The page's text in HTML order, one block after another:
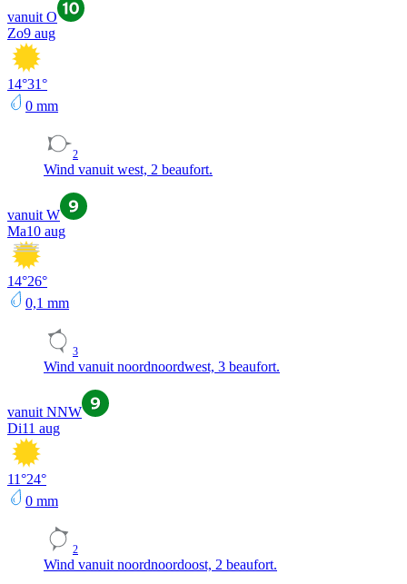
vanuit O
Zo9 aug
14°31°
0 mm
2
Wind vanuit west, 2 beaufort.
vanuit W
Ma10 aug
14°26°
0,1 mm
3
Wind vanuit noordnoordwest, 3 beaufort.
vanuit NNW
Di11 aug
11°24°
0 mm
2
Wind vanuit noordnoordoost, 2 beaufort.